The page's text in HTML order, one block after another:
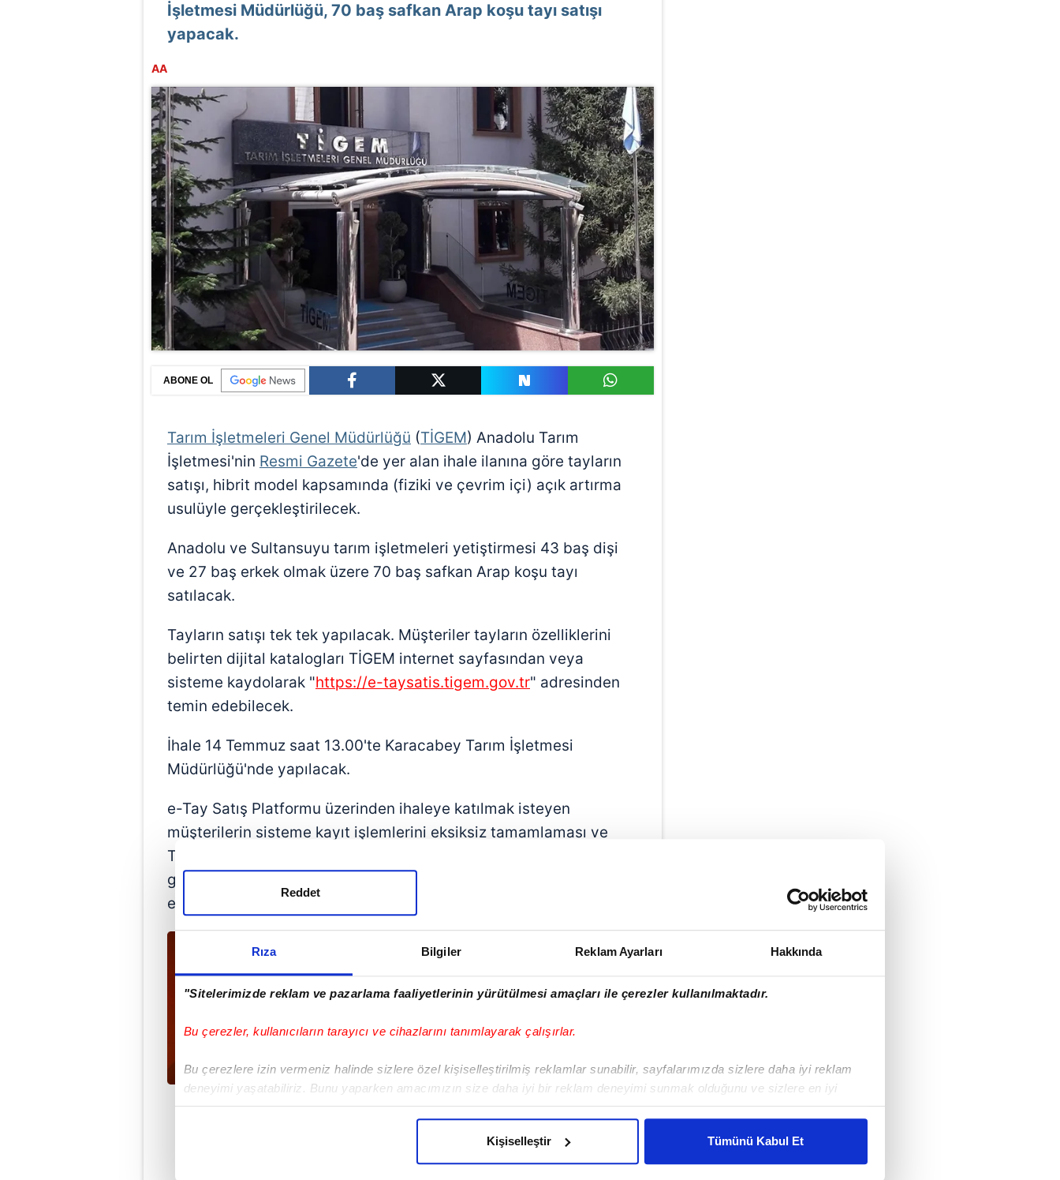
Rıza Bilgiler Reklam Ayarları Hakkında
"Sitelerimizde reklam ve pazarlama faaliyetlerinin yürütülmesi amaçları ile çerezler kullanılmaktadır.
Bu çerezler, kullanıcıların tarayıcı ve cihazlarını tanımlayarak çalışırlar.
Bu çerezlere izin vermeniz halinde sizlere özel kişiselleştirilmiş reklamlar sunabilir, sayfalarımızda sizlere daha iyi reklam
deneyimi yaşatabiliriz. Bunu yaparken amacımızın size daha iyi bir reklam deneyimi sunmak olduğunu ve sizlere en iyi
içerikleri sunabilmek adına elimizden gelen çabayı gösterdiğimizi ve bu noktada, reklamların maliyetlerimizi karşılamak
noktasında tek gelir kalemimiz olduğunu sizlere hatırlatmak isteriz.
Her halükârda, kullanıcılar, bu çerezlere izin vermedikleri takdirde, kullanıcılara hedefli reklamlar gösterilmeyecektir."
Reddet
Kişiselleştir Tümünü Kabul Et
İşletmesi Müdürlüğü, 70 baş safkan Arap koşu tayı satışı
yapacak.
AA
ABONE OL
Tarım İşletmeleri Genel Müdürlüğü (TİGEM) Anadolu Tarım
İşletmesi'nin Resmi Gazete'de yer alan ihale ilanına göre tayların
satışı, hibrit model kapsamında (fiziki ve çevrim içi) açık artırma
usulüyle gerçekleştirilecek.
Anadolu ve Sultansuyu tarım işletmeleri yetiştirmesi 43 baş dişi
ve 27 baş erkek olmak üzere 70 baş safkan Arap koşu tayı
satılacak.
Tayların satışı tek tek yapılacak. Müşteriler tayların özelliklerini
belirten dijital katalogları TİGEM internet sayfasından veya
sisteme kaydolarak "https://e-taysatis.tigem.gov.tr" adresinden
temin edebilecek.
İhale 14 Temmuz saat 13.00'te Karacabey Tarım İşletmesi
Müdürlüğü'nde yapılacak.
e-Tay Satış Platformu üzerinden ihaleye katılmak isteyen
müşterilerin sisteme kayıt işlemlerini eksiksiz tamamlaması ve
TİGEM tarafından onaylanmış kullanıcı statüsünde bulunması
gerekiyor. Kayıt işlemi onaylanmayan kullanıcıların sisteme
erişimine ve teklif sunmasına izin verilmeyecek.
Deniz Dalgıç - Editör